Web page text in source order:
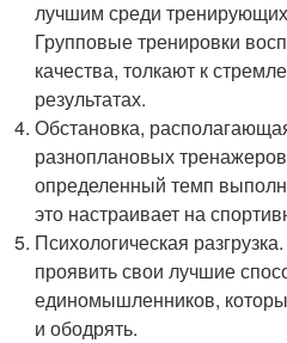
лучшим среди
Групповые тренировки
качества, толкают к
результатах.
Обстановка,
разноплановых
определенный темп
это настраивает на
Психологическая
проявить свои лучшие
единомышленников,
и ободрять.